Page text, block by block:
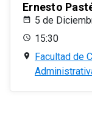
Ernesto
5 de
15:30
Facultad de